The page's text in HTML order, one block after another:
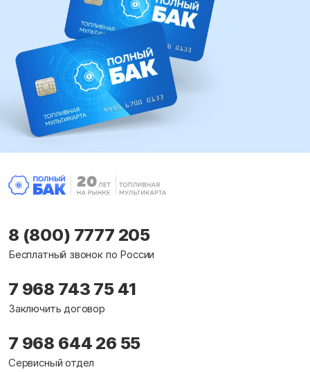
8 (800) 7777 205
Бесплатный звонок по России
7 968 743 75 41
Заключить договор
7 968 644 26 55
Сервисный отдел